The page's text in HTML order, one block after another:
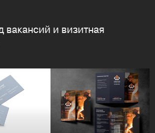
и визитная